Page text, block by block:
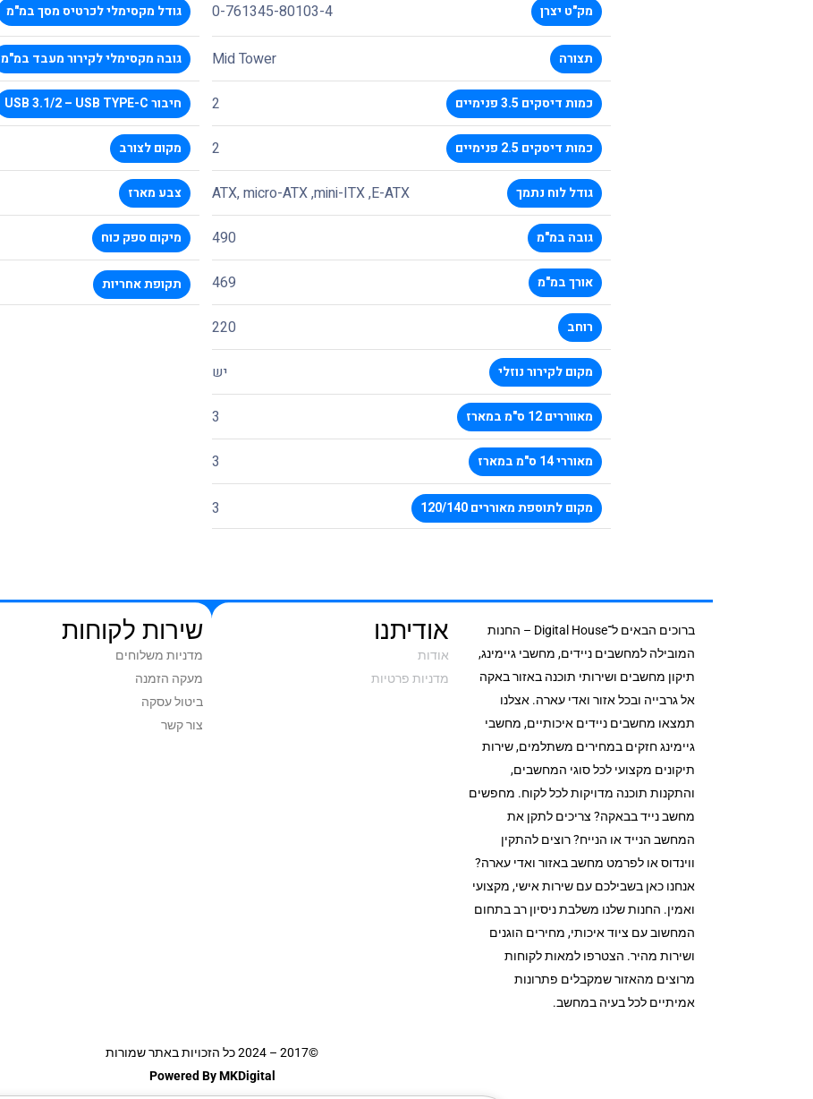
מק"ט יצרן 0-761345-80103-4
תצורה Mid Tower
כמות דיסקים 3.5 פנימיים 2
כמות דיסקים 2.5 פנימיים 2
גודל לוח נתמך ATX, micro-ATX ,mini-ITX ,E-ATX
גובה במ"מ 490
אורך במ"מ 469
רוחב 220
מקום לקירור נוזלי יש
מאווררים 12 ס"מ במארז 3
מאוררי 14 ס"מ במארז 3
מקום לתוספת מאוררים 120/140 3
גודל מקסימלי לכרטיס מסך במ"מ
גובה מקסימלי לקירור מעבד במ"מ
חיבור USB 3.1/2 – USB TYPE-C
מקום לצורב
צבע מארז
מיקום ספק כוח
תקופת אחריות
ברוכים הבאים ל־Digital House – החנות
המובילה למחשבים ניידים, מחשבי גיימינג,
תיקון מחשבים ושירותי תוכנה באזור באקה
אל גרבייה ובכל אזור ואדי עארה. אצלנו
תמצאו מחשבים ניידים איכותיים, מחשבי
גיימינג חזקים במחירים משתלמים, שירות
תיקונים מקצועי לכל סוגי המחשבים,
והתקנות תוכנה מדויקות לכל לקוח. מחפשים
מחשב נייד בבאקה? צריכים לתקן את
המחשב הנייד או הנייח? רוצים להתקין
ווינדוס או לפרמט מחשב באזור ואדי עארה?
אנחנו כאן בשבילכם עם שירות אישי, מקצועי
ואמין. החנות שלנו משלבת ניסיון רב בתחום
המחשוב עם ציוד איכותי, מחירים הוגנים
ושירות מהיר. הצטרפו למאות לקוחות
מרוצים מהאזור שמקבלים פתרונות
אמיתיים לכל בעיה במחשב.
אודיתנו
אודות
מדניות פרטיות
שירות לקוחות
מדניות משלוחים
מעקה הזמנה
ביטול עסקה
צור קשר
©2017 – 2024 כל הזכויות באתר שמורות
Powered By MKDigital